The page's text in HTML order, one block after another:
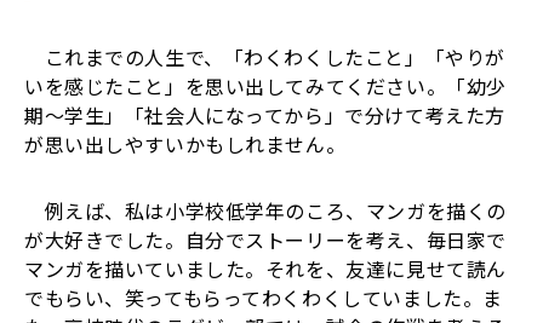
これまでの人生で、「わくわくしたこと」「やりが
いを感じたこと」を思い出してみてください。「幼少
期～学生」「社会人になってから」で分けて考えた方
が思い出しやすいかもしれません。
例えば、私は小学校低学年のころ、マンガを描くの
が大好きでした。自分でストーリーを考え、毎日家で
マンガを描いていました。それを、友達に見せて読ん
でもらい、笑ってもらってわくわくしていました。ま